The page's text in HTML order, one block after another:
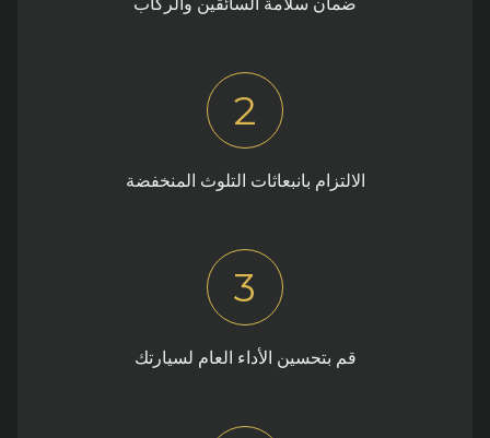
2
الالتزام بانبعاثات التلوث المنخفضة
3
قم بتحسين الأداء العام لسيارتك